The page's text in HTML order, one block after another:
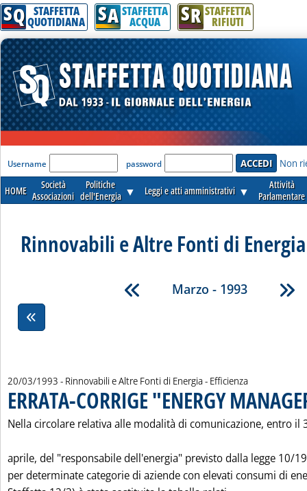
SQ STAFFETTA
QUOTIDIANA SA STAFFETTA
ACQUA SR STAFFETTA
RIFIUTI
'Modulo Login per accedere'
Username password Non
HOME
Società
Associazioni
Politiche
dell'Energia ▼ Leggi e atti amministrativi ▼
Attività
Parlamentare
Rinnovabili e Altre Fonti di
Marzo - 1993
20/03/1993 - Rinnovabili e Altre Fonti di Energia - Efficienza
ERRATA-CORRIGE "ENERGY
Nella circolare relativa alle modalità di comunicazione, entro il
aprile, del "responsabile dell'energia" previsto dalla legge 10/
per determinate categorie di aziende con elevati consumi di